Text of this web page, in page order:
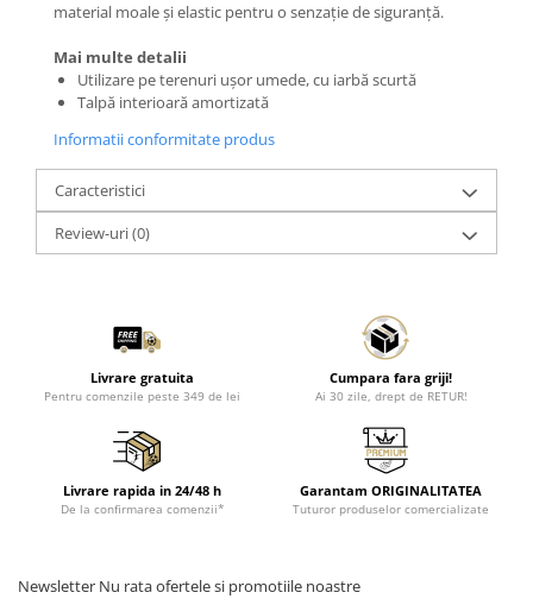
material moale și elastic pentru o senzație de siguranță.
Mai multe detalii
Utilizare pe terenuri ușor umede, cu iarbă scurtă
Talpă interioară amortizată
Informatii conformitate produs
Caracteristici
Review-uri(0)
Livrare gratuita
Pentru comenzile peste 349 de lei
Cumpara fara griji!
Ai 30 zile, drept de RETUR!
Livrare rapida in 24/48 h
De la confirmarea comenzii*
Garantam ORIGINALITATEA
Tuturor produselor comercializate
Newsletter Nu rata ofertele si promotiile noastre